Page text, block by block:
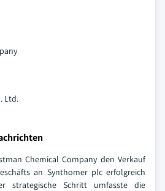
Ltd.
Chemical Company den Verkauf
an Synthomer plc erfolgreich
strategische Schritt umfasste die